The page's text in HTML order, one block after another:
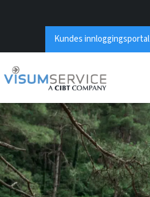
Kundes innloggingsportal